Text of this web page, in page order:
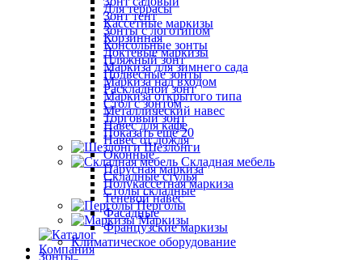
Зонт тент
Зонты с логотипом
Консольные зонты
Пляжный зонт
Подвесные зонты
Раскладной зонт
Стол с зонтом
Торговый зонт
Показать ещё 20
Шезлонги
Складная мебель
Складные стулья
Столы складные
Перголы
Маркизы
Компания
Для террасы
Кассетные маркизы
Корзинная
Локтевые маркизы
Маркиза для зимнего сада
Маркиза над входом
Маркиза открытого типа
Металлический навес
Навес для кафе
Навес от дождя
Оконные
Парусная маркиза
Полукассетная маркиза
Теневой навес
Фасадные
Французские маркизы
Климатическое оборудование
Зонты